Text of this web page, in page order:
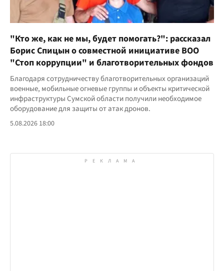
"Кто же, как не мы, будет помогать?": рассказал
Борис Спицын о совместной инициативе ВОО
"Стоп коррупции" и благотворительных фондов
Благодаря сотрудничеству благотворительных организаций
военные, мобильные огневые группы и объекты критической
инфраструктуры Сумской области получили необходимое
оборудование для защиты от атак дронов.
5.08.2026 18:00